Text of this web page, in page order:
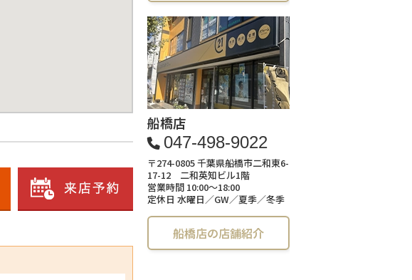
船橋店
047-498-9022
〒274-0805 千葉県船橋市二和東6-
17-12 二和英知ビル1階
営業時間 10:00～18:00
定休日 水曜日／GW／夏季／冬季
船橋店の店舗紹介